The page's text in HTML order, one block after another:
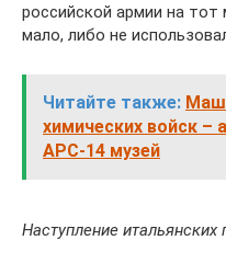
российской армии на
мало, либо не
Читайте также:
химических войск –
АРС-14 музей
Наступление итальянских